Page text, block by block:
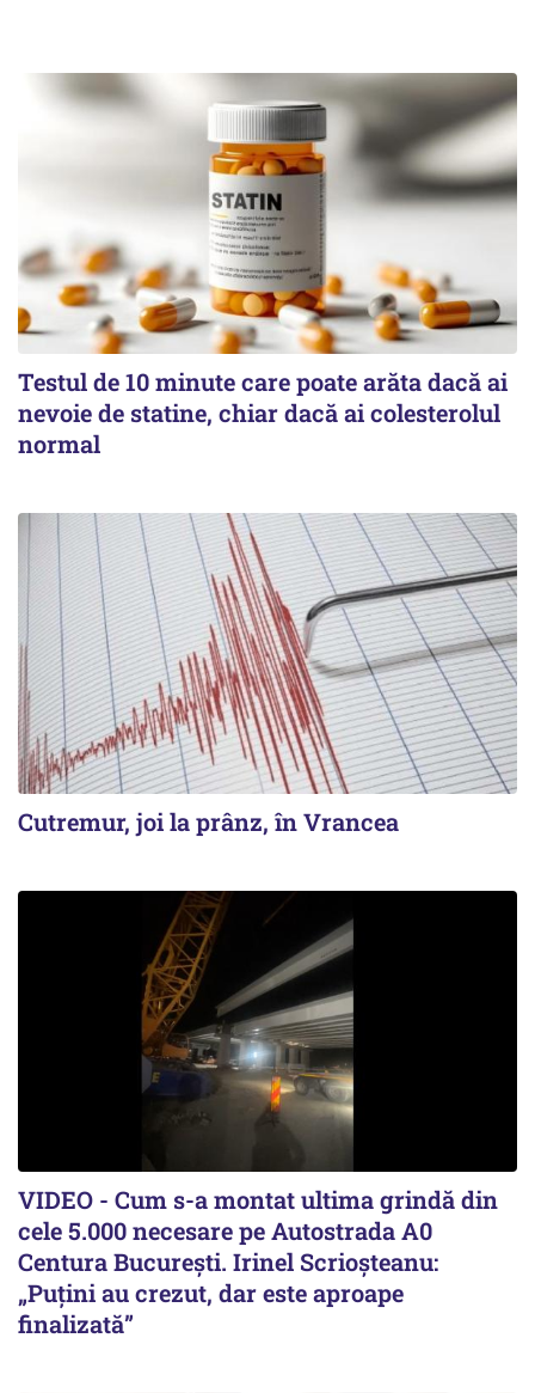
Testul de 10 minute care poate arăta dacă ai
nevoie de statine, chiar dacă ai colesterolul
normal
Cutremur, joi la prânz, în Vrancea
VIDEO - Cum s-a montat ultima grindă din
cele 5.000 necesare pe Autostrada A0
Centura București. Irinel Scrioșteanu:
„Puțini au crezut, dar este aproape
finalizată”